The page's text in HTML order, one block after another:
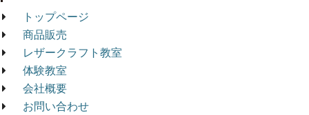
トップページ
商品販売
レザークラフト教室
体験教室
会社概要
お問い合わせ